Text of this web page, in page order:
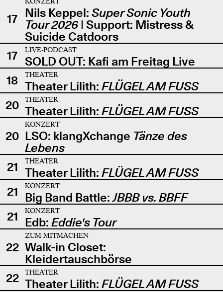
17 Nils Keppel: Super Sonic Youth
Tour 2026| Support: Mistress &
Suicide Catdoors
17
LIVE-PODCAST
SOLD OUT: Kafi am Freitag Live
18
THEATER
Theater Lilith: FLÜGEL AM FUSS
20
THEATER
Theater Lilith: FLÜGEL AM FUSS
20
KONZERT
LSO: klangXchange Tänze des
Lebens
21
THEATER
Theater Lilith: FLÜGEL AM FUSS
21
KONZERT
Big Band Battle:JBBB vs. BBFF
21
KONZERT
Edb: Eddie's Tour
22
ZUM MITMACHEN
Walk-in Closet:
Kleidertauschbörse
22
THEATER
Theater Lilith: FLÜGEL AM FUSS